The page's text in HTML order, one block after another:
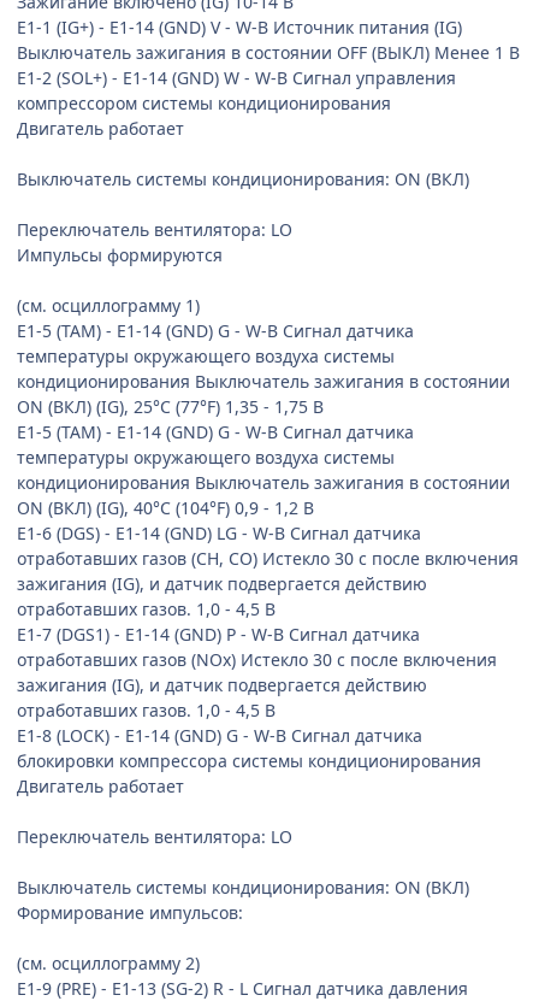
E1-1 (IG+) - E1-14 (GND) V - W-B Источник питания (IG)
Выключатель зажигания в состоянии OFF (ВЫКЛ) Менее 1 В
E1-2 (SOL+) - E1-14 (GND) W - W-B Сигнал управления
компрессором системы кондиционирования
Двигатель работает
Выключатель системы кондиционирования: ON (ВКЛ)
Переключатель вентилятора: LO
Импульсы формируются
(см. осциллограмму 1)
E1-5 (TAM) - E1-14 (GND) G - W-B Сигнал датчика
температуры окружающего воздуха системы
кондиционирования Выключатель зажигания в состоянии
ON (ВКЛ) (IG), 25°C (77°F) 1,35 - 1,75 В
E1-5 (TAM) - E1-14 (GND) G - W-B Сигнал датчика
температуры окружающего воздуха системы
кондиционирования Выключатель зажигания в состоянии
ON (ВКЛ) (IG), 40°C (104°F) 0,9 - 1,2 В
E1-6 (DGS) - E1-14 (GND) LG - W-B Сигнал датчика
отработавших газов (CH, CO) Истекло 30 с после включения
зажигания (IG), и датчик подвергается действию
отработавших газов. 1,0 - 4,5 В
E1-7 (DGS1) - E1-14 (GND) P - W-B Сигнал датчика
отработавших газов (NOx) Истекло 30 с после включения
зажигания (IG), и датчик подвергается действию
отработавших газов. 1,0 - 4,5 В
E1-8 (LOCK) - E1-14 (GND) G - W-B Сигнал датчика
блокировки компрессора системы кондиционирования
Двигатель работает
Переключатель вентилятора: LO
Выключатель системы кондиционирования: ON (ВКЛ)
Формирование импульсов:
(см. осциллограмму 2)
E1-9 (PRE) - E1-13 (SG-2) R - L Сигнал датчика давления